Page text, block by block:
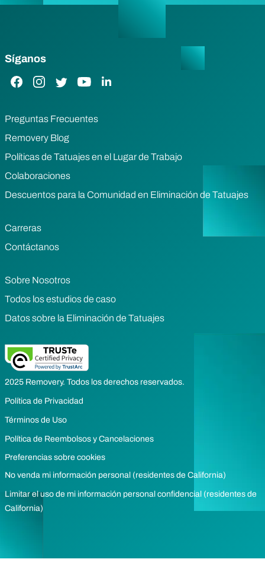
Síganos
Enlace de Facebook
Enlace de Instagram
Enlace de Twitter
Enlace de YouTube
Enlace de LinkedIn
Preguntas Frecuentes
Removery Blog
Políticas de Tatuajes en el Lugar de Trabajo
Colaboraciones
Descuentos para la Comunidad en Eliminación de Tatuajes
Carreras
Contáctanos
Sobre Nosotros
Todos los estudios de caso
Datos sobre la Eliminación de Tatuajes
2025 Removery. Todos los derechos reservados.
Política de Privacidad
Términos de Uso
Política de Reembolsos y Cancelaciones
Preferencias sobre cookies
No venda mi información personal (residentes de California)
Limitar el uso de mi información personal confidencial (residentes de
California)